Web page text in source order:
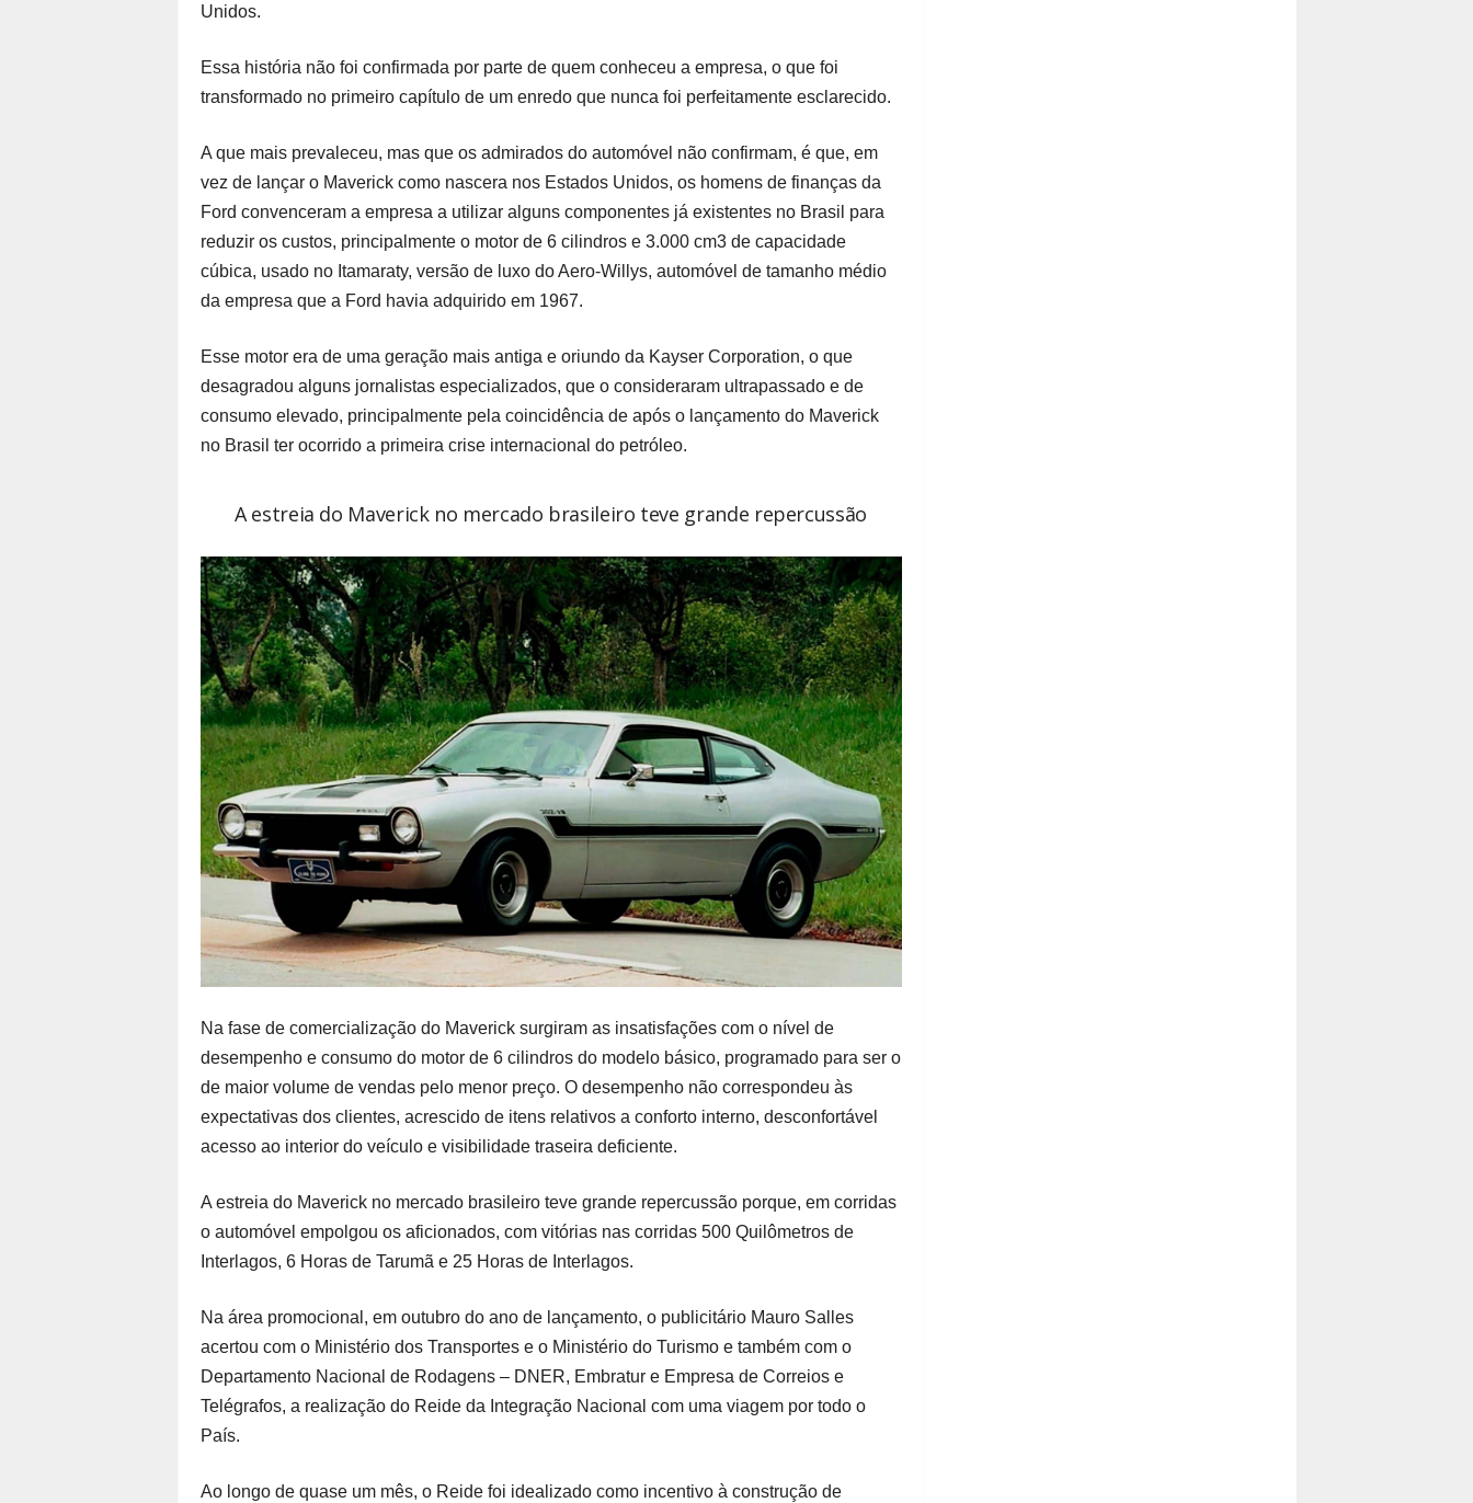
Unidos.
Essa história não foi confirmada por parte de quem conheceu a empresa, o que foi
transformado no primeiro capítulo de um enredo que nunca foi perfeitamente esclarecido.
A que mais prevaleceu, mas que os admirados do automóvel não confirmam, é que, em
vez de lançar o Maverick como nascera nos Estados Unidos, os homens de finanças da
Ford convenceram a empresa a utilizar alguns componentes já existentes no Brasil para
reduzir os custos, principalmente o motor de 6 cilindros e 3.000 cm3 de capacidade
cúbica, usado no Itamaraty, versão de luxo do Aero-Willys, automóvel de tamanho médio
da empresa que a Ford havia adquirido em 1967.
Esse motor era de uma geração mais antiga e oriundo da Kayser Corporation, o que
desagradou alguns jornalistas especializados, que o consideraram ultrapassado e de
consumo elevado, principalmente pela coincidência de após o lançamento do Maverick
no Brasil ter ocorrido a primeira crise internacional do petróleo.
A estreia do Maverick no mercado brasileiro teve grande repercussão
Na fase de comercialização do Maverick surgiram as insatisfações com o nível de
desempenho e consumo do motor de 6 cilindros do modelo básico, programado para ser o
de maior volume de vendas pelo menor preço. O desempenho não correspondeu às
expectativas dos clientes, acrescido de itens relativos a conforto interno, desconfortável
acesso ao interior do veículo e visibilidade traseira deficiente.
A estreia do Maverick no mercado brasileiro teve grande repercussão porque, em corridas
o automóvel empolgou os aficionados, com vitórias nas corridas 500 Quilômetros de
Interlagos, 6 Horas de Tarumã e 25 Horas de Interlagos.
Na área promocional, em outubro do ano de lançamento, o publicitário Mauro Salles
acertou com o Ministério dos Transportes e o Ministério do Turismo e também com o
Departamento Nacional de Rodagens – DNER, Embratur e Empresa de Correios e
Telégrafos, a realização do Reide da Integração Nacional com uma viagem por todo o
País.
Ao longo de quase um mês, o Reide foi idealizado como incentivo à construção de